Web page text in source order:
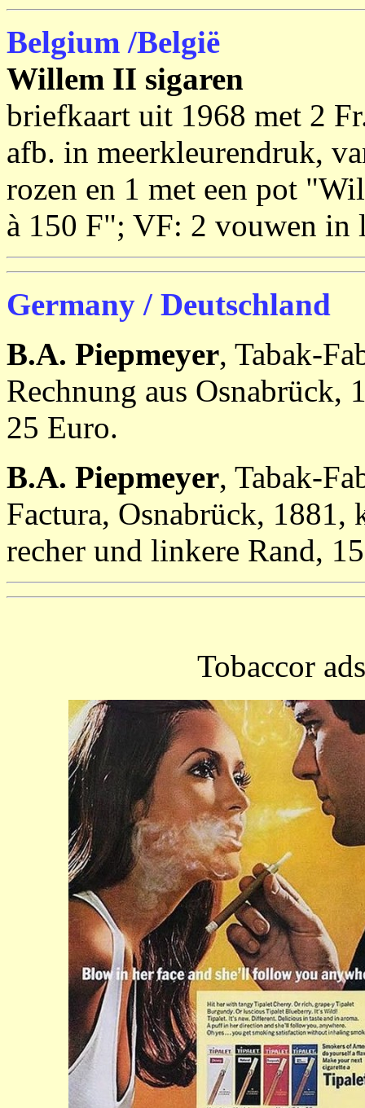
Belgium /België
Willem II sigaren
briefkaart uit 1968 met 2
afb. in meerkleurendruk,
rozen en 1 met een pot
à 150 F"; VF: 2 vouwen in
Germany / Deutschland
B.A. Piepmeyer, Tabak-
Rechnung aus
25 Euro.
B.A. Piepmeyer, Tabak-
Factura, Osnabrück,
recher und linkere Rand,
Tobaccor